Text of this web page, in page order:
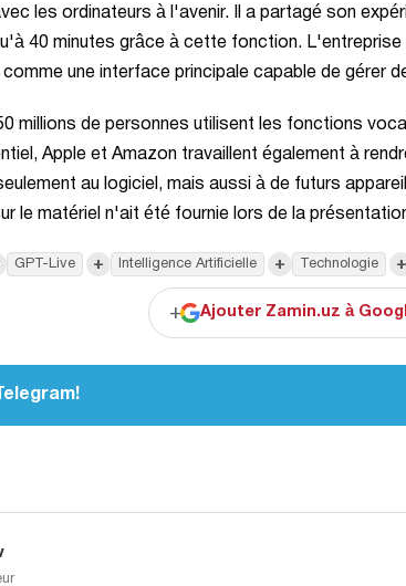
les ordinateurs à l'avenir. Il a partagé son
40 minutes grâce à cette fonction.
une interface principale capable de gérer
millions de personnes utilisent les fonctions
Apple et Amazon travaillent également à
au logiciel, mais aussi à de futurs
le matériel n'ait été fournie lors de la
GPT-Live + Intelligence Artificielle + Technologie +
+ Ajouter Zamin.uz à